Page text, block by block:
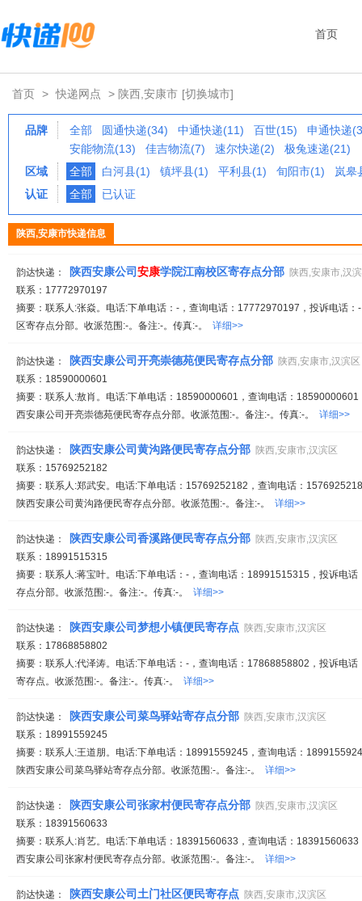
首页
首页 > 快递网点 > 陕西,安康市 [切换城市]
品牌 全部 圆通快递(34) 中通快递(11) 百世(15)
申通快递
安能物流(13)
佳吉物流(7) 速尔快递(2)
极兔速递(21)
区域
全部 白河县(1) 镇坪县(1) 平利县(1) 旬阳市(1)
岚皋
认证
全部 已认证
陕西,安康市快递信息
韵达快递： 陕西安康公司安康学院江南校区寄存点分部 陕西,安康市,汉
联系：17772970197
摘要：联系人:张焱。电话:下单电话：-，查询电话：17772970197，投诉电话：
区寄存点分部。收派范围:-。备注:-。传真:-。 详细>>
韵达快递： 陕西安康公司开亮崇德苑便民寄存点分部 陕西,安康市,汉滨区
联系：18590000601
摘要：联系人:敖肖。电话:下单电话：18590000601，查询电话：
西安康公司开亮崇德苑便民寄存点分部。收派范围:-。备注:-。传真:-。 详细>>
韵达快递： 陕西安康公司黄沟路便民寄存点分部 陕西,安康市,汉滨区
联系：15769252182
摘要：联系人:郑武安。电话:下单电话：15769252182，查询电话：
陕西安康公司黄沟路便民寄存点分部。收派范围:-。备注:-。 详细>>
韵达快递： 陕西安康公司香溪路便民寄存点分部 陕西,安康市,汉滨区
联系：18991515315
摘要：联系人:蒋宝叶。电话:下单电话：-，查询电话：18991515315，投诉电话
存点分部。收派范围:-。备注:-。传真:-。 详细>>
韵达快递： 陕西安康公司梦想小镇便民寄存点 陕西,安康市,汉滨区
联系：17868858802
摘要：联系人:代泽涛。电话:下单电话：-，查询电话：17868858802，投诉电话
寄存点。收派范围:-。备注:-。传真:-。 详细>>
韵达快递： 陕西安康公司菜鸟驿站寄存点分部 陕西,安康市,汉滨区
联系：18991559245
摘要：联系人:王道朋。电话:下单电话：18991559245，查询电话：
陕西安康公司菜鸟驿站寄存点分部。收派范围:-。备注:-。 详细>>
韵达快递： 陕西安康公司张家村便民寄存点分部 陕西,安康市,汉滨区
联系：18391560633
摘要：联系人:肖艺。电话:下单电话：18391560633，查询电话：
西安康公司张家村便民寄存点分部。收派范围:-。备注:-。 详细>>
韵达快递： 陕西安康公司土门社区便民寄存点 陕西,安康市,汉滨区